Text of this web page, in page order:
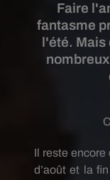
Faire
fantasme
l'été.
Il reste encore
d’août et la